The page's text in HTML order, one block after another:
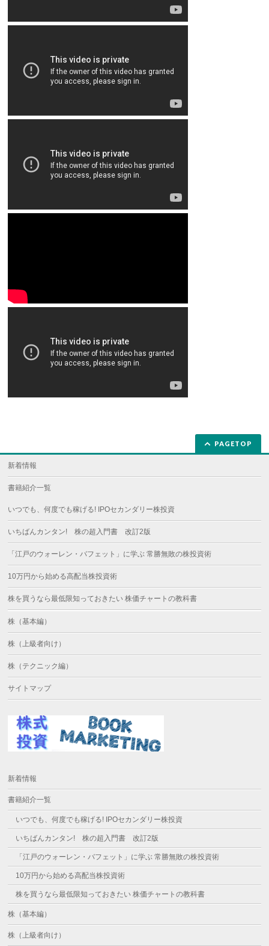
PAGETOP
新着情報
書籍紹介一覧
いつでも、何度でも稼げる! IPOセカンダリー株投資
いちばんカンタン! 株の超入門書 改訂2版
「江戸のウォーレン・バフェット」に学ぶ 常勝無敗の株投資術
10万円から始める高配当株投資術
株を買うなら最低限知っておきたい 株価チャートの教科書
株（基本編）
株（上級者向け）
株（テクニック編）
サイトマップ
新着情報
書籍紹介一覧
いつでも、何度でも稼げる! IPOセカンダリー株投資
いちばんカンタン! 株の超入門書 改訂2版
「江戸のウォーレン・バフェット」に学ぶ 常勝無敗の株投資術
10万円から始める高配当株投資術
株を買うなら最低限知っておきたい 株価チャートの教科書
株（基本編）
株（上級者向け）